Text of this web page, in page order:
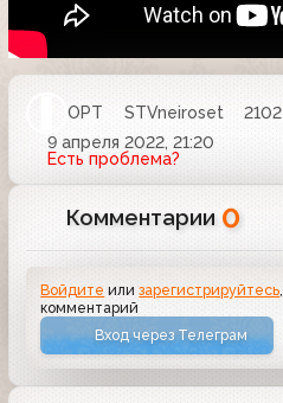
ОРТ STVneiroset
2102
9 апреля 2022, 21:20
Есть проблема?
Комментарии 0
Войдите илизарегистрируйтесь
комментарий
Вход через Телеграм